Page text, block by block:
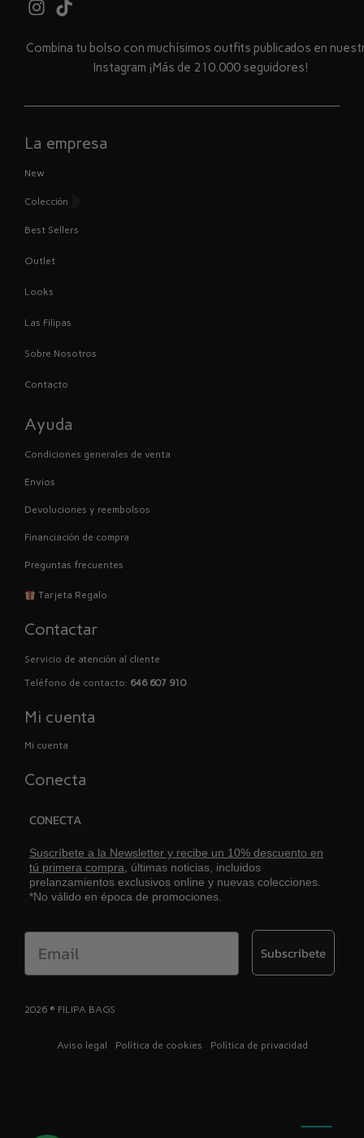
Combina tu bolso con muchísimos outfits publicados en
Instagram ¡Más de 210.000 seguidores!
La empresa
New
Colección
Best Sellers
Outlet
Looks
Las Filipas
Sobre Nosotros
Contacto
Ayuda
Condiciones generales de venta
Envios
Devoluciones y reembolsos
Financiación de compra
Preguntas frecuentes
Tarjeta Regalo
Contactar
Servicio de atención al cliente
Teléfono de contacto: 646 607 910
Mi cuenta
Mi cuenta
Conecta
CONECTA
Suscríbete a la Newsletter y recibe un 10% descuento en
tú primera compra, últimas noticias, incluidos
prelanzamientos exclusivos online y nuevas colecciones.
*No válido en época de promociones.
Email Subscríbete
2026 ® FILIPA BAGS
Aviso legal Política de cookies Política de privacidad